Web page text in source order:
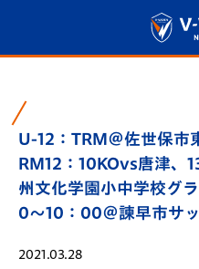
U-12：TRM＠佐世保市
RM12：10KOvs唐津、
州文化学園小中学校グ
0～10：00＠諫早市サ
2021.03.28